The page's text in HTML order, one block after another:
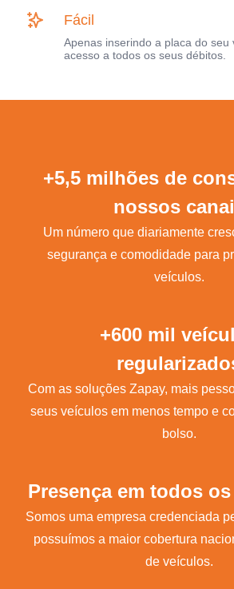
Fácil
Apenas inserindo a placa do seu
acesso a todos os seus débitos.
+5,5 milhões de
nossos
Um número que diariamente
segurança e comodidade para
veículos.
+600 mil
Com as soluções Zapay, mais
seus veículos em menos tempo e
bolso.
Presença em todos os
Somos uma empresa credenciada
possuímos a maior cobertura
de veículos.